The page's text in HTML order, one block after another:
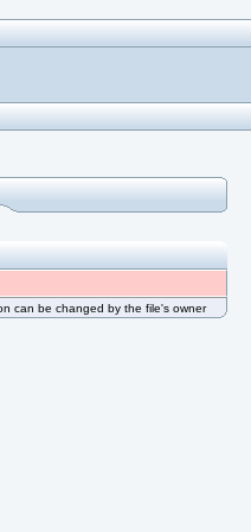
can be changed by the file's owner